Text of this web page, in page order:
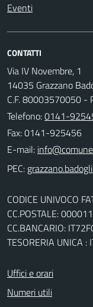
Eventi
CONTATTI
Via IV Novembre, 1
14035 Grazzano
C.F. 80003570050 -
Telefono:0141-
Fax: 0141-925456
E-mail:
PEC:
CODICE UNIVOCO
CC.POSTALE:
CC.BANCARIO:
TESORERIA UNICA
Uffici e orari
Numeri utili